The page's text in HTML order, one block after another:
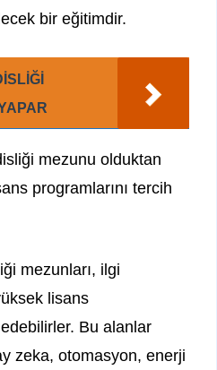
bir eğitimdir.
mezunu olduktan
programlarını tercih
mezunları, ilgi
lisans
Bu alanlar
zeka, otomasyon, enerji